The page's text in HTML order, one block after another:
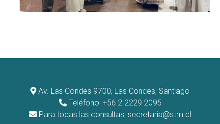
Av. Las Condes 9700, Las Condes, Santiago
Teléfono: +56 2 2229 2095
Para todas las consultas: secretaria@stm.cl